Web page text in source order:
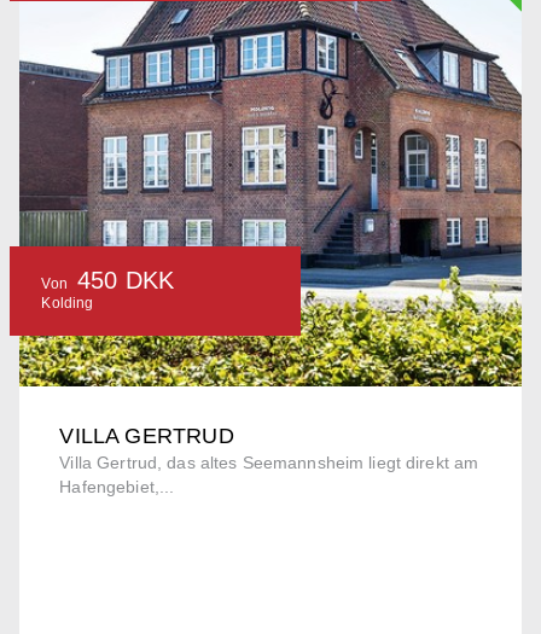
VILLA GERTRUD
Villa Gertrud, das altes Seemannsheim liegt direkt am
Hafengebiet,...
Von 450 DKK
Kolding